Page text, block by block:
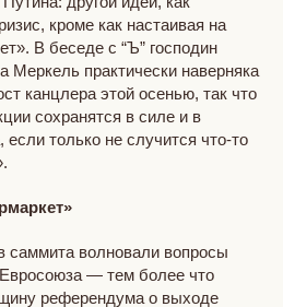
кроме как настаивая на
В беседе с “Ъ” господин
Меркель практически наверняка
канцлера этой осенью, так что
сохранятся в силе и в
только не случится что-то
саммита волновали вопросы
— тем более что
референдума о выходе